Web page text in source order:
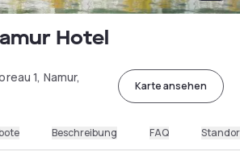
Hotel
1, Namur,
Karte ansehen
Beschreibung FAQ